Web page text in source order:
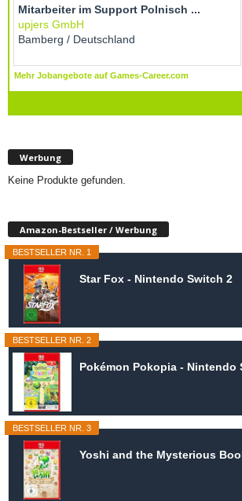
Werbung
Keine Produkte gefunden.
Amazon-Bestseller / Werbung
BESTSELLER NR. 1
Star Fox - Nintendo Switch 2
BESTSELLER NR. 2
Pokémon Pokopia - Nintendo
BESTSELLER NR. 3
Yoshi and the Mysterious